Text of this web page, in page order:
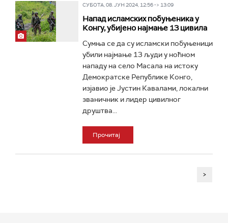
СУБОТА, 08. ЈУН 2024, 12:56 -> 13:09
Напад исламских побуњеника у
Конгу, убијено најмање 13 цивила
Сумња се да су исламски побуњеници
убили најмање 13 људи у ноћном
нападу на село Масала на истоку
Демократске Републике Конго,
изјавио је Јустин Кавалами, локални
званичник и лидер цивилног
друштва...
Прочитај
>